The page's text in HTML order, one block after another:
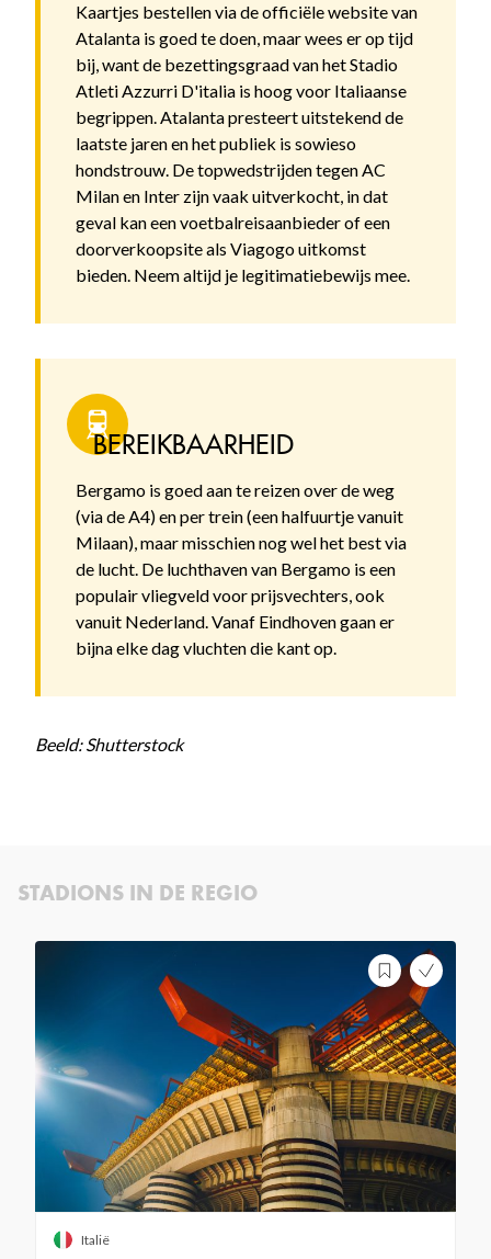
Kaartjes bestellen via de officiële website van
Atalanta is goed te doen, maar wees er op tijd
bij, want de bezettingsgraad van het Stadio
Atleti Azzurri D'italia is hoog voor Italiaanse
begrippen. Atalanta presteert uitstekend de
laatste jaren en het publiek is sowieso
hondstrouw. De topwedstrijden tegen AC
Milan en Inter zijn vaak uitverkocht, in dat
geval kan een voetbalreisaanbieder of een
doorverkoopsite als Viagogo uitkomst
bieden. Neem altijd je legitimatiebewijs mee.
BEREIKBAARHEID
Bergamo is goed aan te reizen over de weg
(via de A4) en per trein (een halfuurtje vanuit
Milaan), maar misschien nog wel het best via
de lucht. De luchthaven van Bergamo is een
populair vliegveld voor prijsvechters, ook
vanuit Nederland. Vanaf Eindhoven gaan er
bijna elke dag vluchten die kant op.
Beeld: Shutterstock
STADIONS IN DE REGIO
Italië